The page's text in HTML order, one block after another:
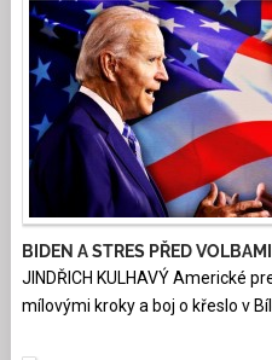
BIDEN A STRES PŘED VOLBAMI
JINDŘICH KULHAVÝ Americké
mílovými kroky a boj o křeslo v